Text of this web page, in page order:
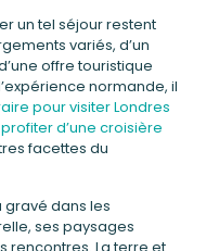
un tel séjour restent
variés, d’un
offre touristique
normande, il
pour visiter Londres
profiter d’une croisière
facettes du
dans les
ses paysages